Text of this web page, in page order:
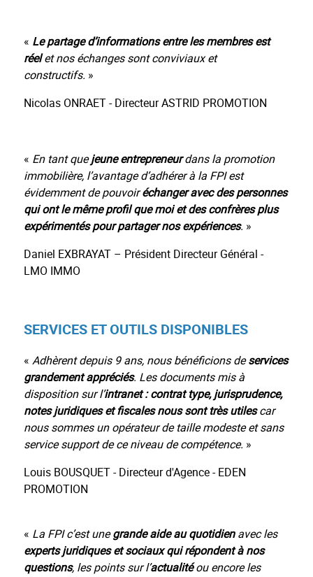
« Le partage d’informations entre les membres est
réelet nos échanges sont conviviaux et
constructifs. »
Nicolas ONRAET - Directeur ASTRID PROMOTION
« En tant quejeune entrepreneurdans la promotion
immobilière, l’avantage d’adhérer à la FPI est
évidemment de pouvoiréchanger avec des personnes
qui ont le même profil que moi et des confrères plus
expérimentés pour partager nos expériences. »
Daniel EXBRAYAT – Président Directeur Général -
LMO IMMO
SERVICES ET OUTILS DISPONIBLES
«Adhèrent depuis 9 ans, nous bénéficions deservices
grandement appréciés. Les documents mis à
disposition sur l’intranet : contrat type, jurisprudence,
notes juridiques et fiscales nous sont très utilescar
nous sommes un opérateur de taille modeste et sans
service support de ce niveau de compétence. »
Louis BOUSQUET - Directeur d'Agence - EDEN
PROMOTION
« La FPI c’est unegrande aide au quotidienavec les
experts juridiques et sociaux qui répondent à nos
questions, les points sur l’actualitéou encore les